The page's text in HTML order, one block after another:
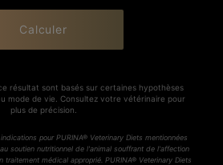
Calculer
résultat sont basés sur certaines hypothèses
mode de vie. Consultez votre vétérinaire pour
plus de précision.
pour PURINA® Veterinary Diets mentionnées
soutien nutritionnel de l'animal souffrant de l'affection
traitement médical approprié. PURINA® Veterinary Diets